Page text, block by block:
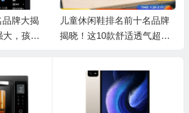
品牌大揭
大，孩子
儿童休闲鞋排名前十名品牌
揭晓！这10款舒适透气超好